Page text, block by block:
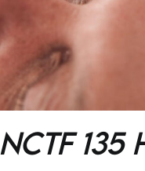
Nctf 135